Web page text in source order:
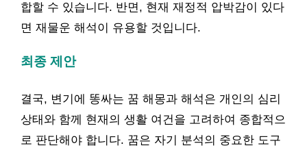
합할 수 있습니다. 반면, 현재 재정적 압박감이 있다
면 재물운 해석이 유용할 것입니다.
최종 제안
결국, 변기에 똥싸는 꿈 해몽과 해석은 개인의 심리
상태와 함께 현재의 생활 여건을 고려하여 종합적으
로 판단해야 합니다. 꿈은 자기 분석의 중요한 도구